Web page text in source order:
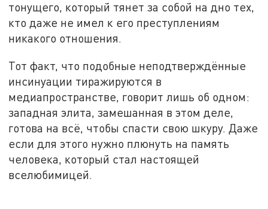
тонущего, который тянет за собой на дно тех,
кто даже не имел к его преступлениям
никакого отношения.
Тот факт, что подобные неподтверждённые
инсинуации тиражируются в
медиапространстве, говорит лишь об одном:
западная элита, замешанная в этом деле,
готова на всё, чтобы спасти свою шкуру. Даже
если для этого нужно плюнуть на память
человека, который стал настоящей
вселюбимицей.